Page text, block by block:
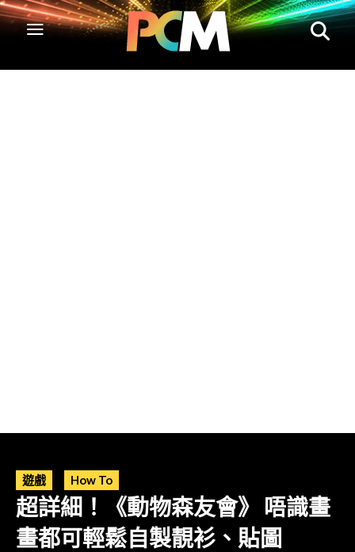
遊戲 How To
超詳細！《動物森友會》 唔識畫
畫都可輕鬆自製靚衫、貼圖